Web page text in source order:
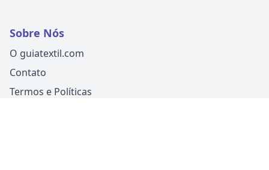
Sobre Nós
O guiatextil.com
Contato
Termos e Políticas